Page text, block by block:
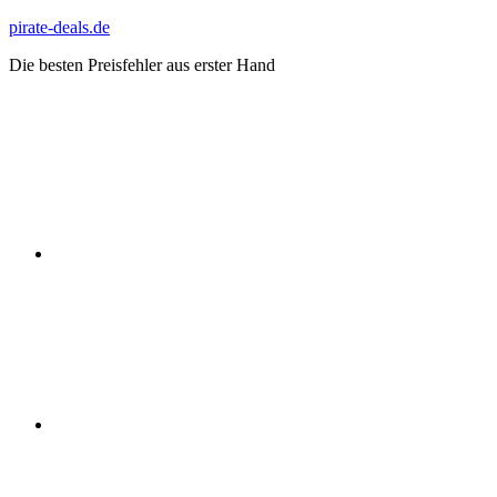
Zum
springen
pirate-deals.de
Die besten Preisfehler aus erster Hand